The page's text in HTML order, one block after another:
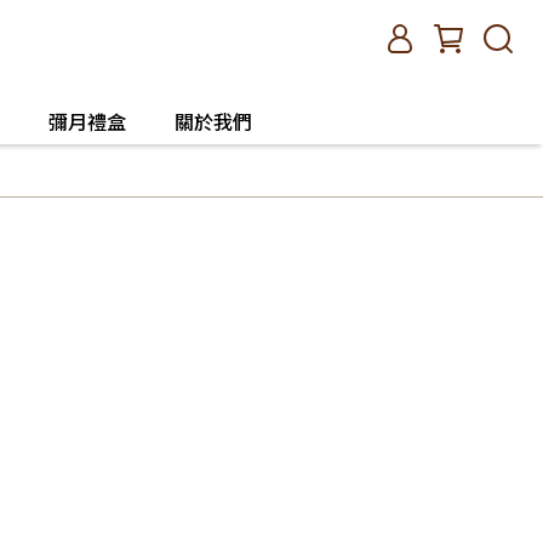
彌月禮盒 關於我們